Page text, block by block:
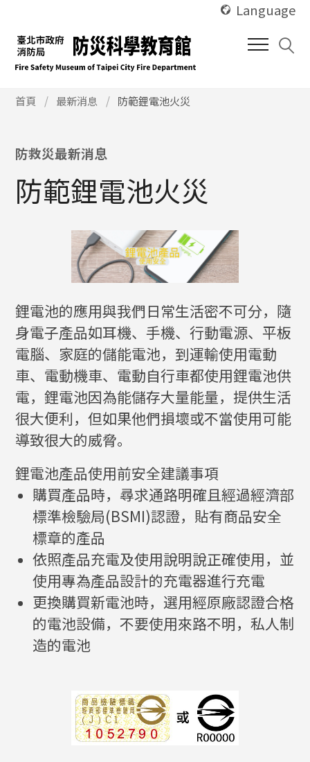
快
捷
Alt
Language
使
捷
鍵
Alt
+
C
首頁 最新消息 防範鋰電池火災
防救災最新消息
防範鋰電池火災
鋰電池的應用與我們日常生活密不可分，隨
身電子產品如耳機、手機、行動電源、平板
電腦、家庭的儲能電池，到運輸使用電動
車、電動機車、電動自行車都使用鋰電池供
電，鋰電池因為能儲存大量能量，提供生活
很大便利，但如果他們損壞或不當使用可能
導致很大的威脅。
鋰電池產品使用前安全建議事項
購買產品時，尋求通路明確且經過經濟部
標準檢驗局(BSMI)認證，貼有商品安全
標章的產品
依照產品充電及使用說明說正確使用，並
使用專為產品設計的充電器進行充電
更換購買新電池時，選用經原廠認證合格
的電池設備，不要使用來路不明，私人制
造的電池